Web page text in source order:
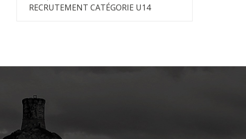
RECRUTEMENT CATÉGORIE U14